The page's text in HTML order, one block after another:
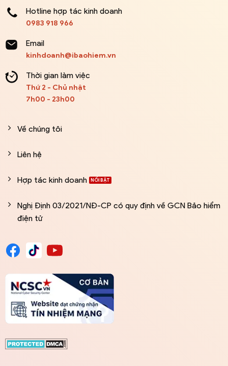
Hotline hợp tác kinh doanh
0983 918 966
Email
kinhdoanh@ibaohiem.vn
Thời gian làm việc
Thứ 2 - Chủ nhật
7h00 - 23h00
Về chúng tôi
Liên hệ
Hợp tác kinh doanh
Nghị Định 03/2021/NĐ-CP có quy định về GCN Bảo hiểm
điện tử